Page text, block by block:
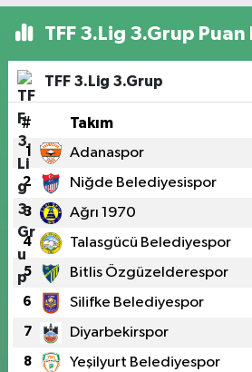
TFF 3.Lig 3.Grup
TFF 3.Lig 3.Grup
# Takım
1 Adanaspor
2 Niğde Belediyesispor
3 Ağrı 1970
4 Talasgücü Belediyespor
5 Bitlis Özgüzelderespor
6 Silifke Belediyespor
7 Diyarbekirspor
8 Yeşilyurt Belediyespor